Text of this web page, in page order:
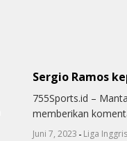
Sergio Ramos
755Sports.id –
memberikan
Juni 7, 2023 - Liga Inggris